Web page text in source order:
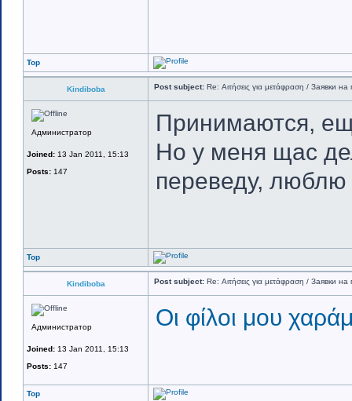
Top
Kindiboba Post subject: Re: Αιτήσεις για μετάφραση / Заявки
Администратор
Joined: 13 Jan 2011, 15:13
Posts: 147
Принимаются,
Но у меня щас
переведу, люблю
Top
Kindiboba Post subject: Re: Αιτήσεις για μετάφραση / Заявки
Администратор
Joined: 13 Jan 2011, 15:13
Posts: 147
Οι φίλοι μου
Top